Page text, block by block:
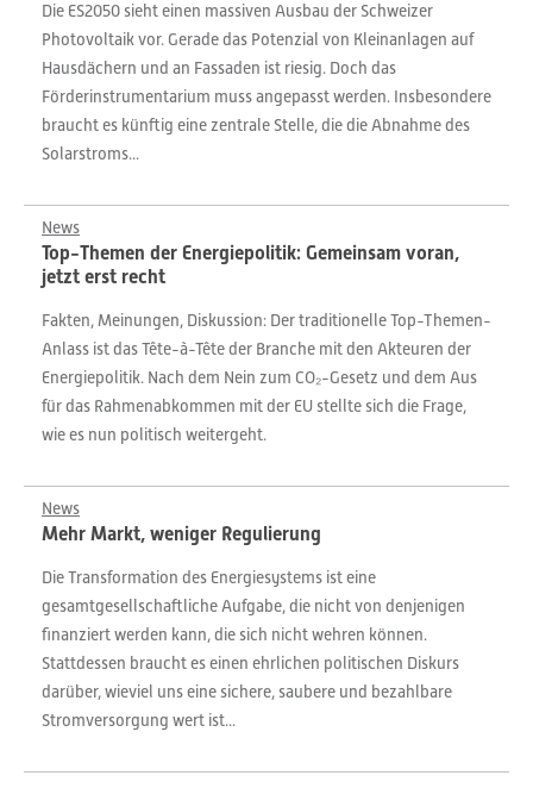
Die ES2050 sieht einen massiven Ausbau der Schweizer
Photovoltaik vor. Gerade das Potenzial von Kleinanlagen auf
Hausdächern und an Fassaden ist riesig. Doch das
Förderinstrumentarium muss angepasst werden. Insbesondere
braucht es künftig eine zentrale Stelle, die die Abnahme des
Solarstroms...
News
Top-Themen der Energiepolitik: Gemeinsam voran,
jetzt erst recht
Fakten, Meinungen, Diskussion: Der traditionelle Top-Themen-
Anlass ist das Tête-à-Tête der Branche mit den Akteuren der
Energiepolitik. Nach dem Nein zum CO₂-Gesetz und dem Aus
für das Rahmenabkommen mit der EU stellte sich die Frage,
wie es nun politisch weitergeht.
News
Mehr Markt, weniger Regulierung
Die Transformation des Energiesystems ist eine
gesamtgesellschaftliche Aufgabe, die nicht von denjenigen
finanziert werden kann, die sich nicht wehren können.
Stattdessen braucht es einen ehrlichen politischen Diskurs
darüber, wieviel uns eine sichere, saubere und bezahlbare
Stromversorgung wert ist...